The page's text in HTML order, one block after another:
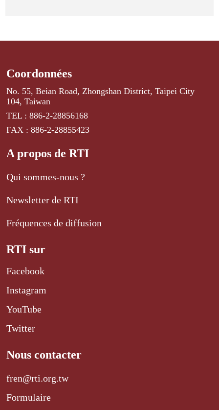
Coordonnées
No. 55, Beian Road, Zhongshan District, Taipei City
104, Taiwan
TEL : 886-2-28856168
FAX : 886-2-28855423
A propos de RTI
Qui sommes-nous ?
Newsletter de RTI
Fréquences de diffusion
RTI sur
Facebook
Instagram
YouTube
Twitter
Nous contacter
fren@rti.org.tw
Formulaire